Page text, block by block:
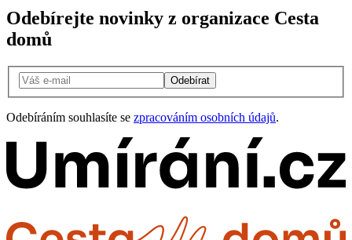
Odebírejte novinky z organizace Cesta
domů
Odebírat
Odebíráním souhlasíte se zpracováním osobních údajů.